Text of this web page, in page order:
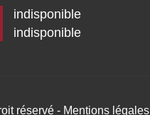
indisponible
indisponible
réservé - Mentions légales